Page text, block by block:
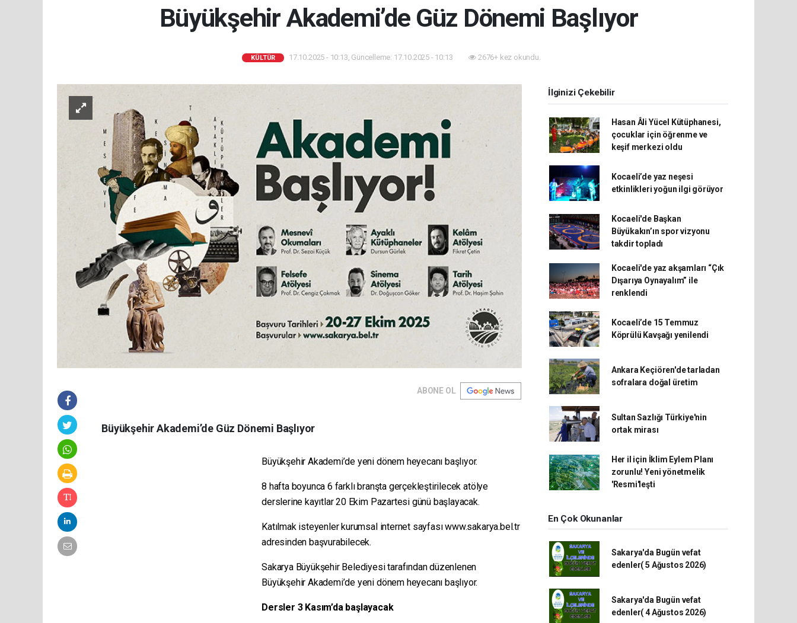
Büyükşehir Akademi’de Güz Dönemi Başlıyor
KÜLTÜR 17.10.2025 - 10:13, Güncelleme: 17.10.2025 - 10:13 2676+ kez okundu.
ABONE OL
Büyükşehir Akademi’de Güz Dönemi Başlıyor
Büyükşehir Akademi’de yeni dönem heyecanı başlıyor.
8 hafta boyunca 6 farklı branşta gerçekleştirilecek atölye
derslerine kayıtlar 20 Ekim Pazartesi günü başlayacak.
Katılmak isteyenler kurumsal internet sayfası www.sakarya.bel.tr
adresinden başvurabilecek.
Sakarya Büyükşehir Belediyesi tarafından düzenlenen
Büyükşehir Akademi’de yeni dönem heyecanı başlıyor.
Dersler 3 Kasım’da başlayacak
İlginizi Çekebilir
Hasan Âli Yücel Kütüphanesi,
çocuklar için öğrenme ve
keşif merkezi oldu
Kocaeli’de yaz neşesi
etkinlikleri yoğun ilgi görüyor
Kocaeli'de Başkan
Büyükakın’ın spor vizyonu
takdir topladı
Kocaeli'de yaz akşamları “Çık
Dışarıya Oynayalım” ile
renklendi
Kocaeli’de 15 Temmuz
Köprülü Kavşağı yenilendi
Ankara Keçiören'de tarladan
sofralara doğal üretim
Sultan Sazlığı Türkiye'nin
ortak mirası
Her il için İklim Eylem Planı
zorunlu! Yeni yönetmelik
'Resmi'leşti
En Çok Okunanlar
Sakarya'da Bugün vefat
edenler( 5 Ağustos 2026)
Sakarya'da Bugün vefat
edenler( 4 Ağustos 2026)